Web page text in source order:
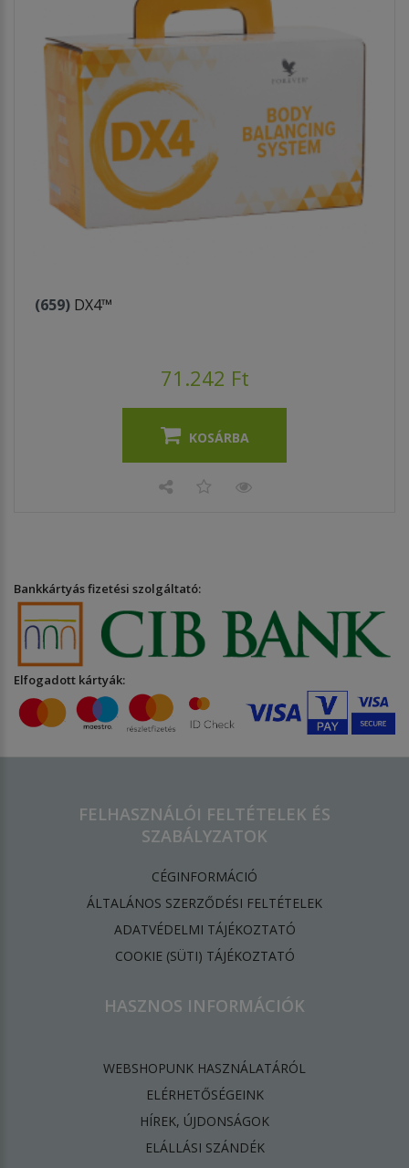
(659) DX4™
71.242 Ft
KOSÁRBA
Bankkártyás fizetési szolgáltató:
Elfogadott kártyák:
FELHASZNÁLÓI FELTÉTELEK ÉS
SZABÁLYZATOK
CÉGINFORMÁCIÓ
ÁLTALÁNOS SZERZŐDÉSI FELTÉTELEK
ADATVÉDELMI TÁJÉKOZTATÓ
​COOKIE (SÜTI) TÁJÉKOZTATÓ
HASZNOS INFORMÁCIÓK
WEBSHOPUNK HASZNÁLATÁRÓL
ELÉRHETŐSÉGEINK
HÍREK, ÚJDONSÁGOK
ELÁLLÁSI SZÁNDÉK